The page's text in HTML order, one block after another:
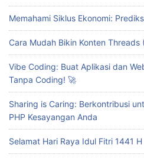
Memahami Siklus Ekonomi:
Cara Mudah Bikin Konten Threads
Vibe Coding: Buat Aplikasi dan
Tanpa Coding! 🚀
Sharing is Caring: Berkontribusi
PHP Kesayangan Anda
Selamat Hari Raya Idul Fitri 1441 H